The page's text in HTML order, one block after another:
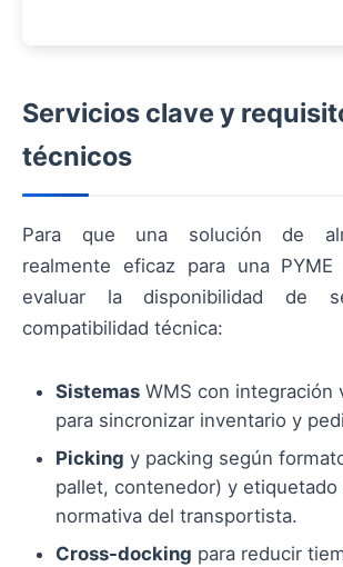
Servicios clave y
técnicos
Para que una solución de
realmente eficaz para una
evaluar la disponibilidad de
compatibilidad técnica:
Sistemas WMS con integración
para sincronizar inventario y
Picking y packing según
pallet, contenedor) y
normativa del transportista.
Cross-docking para reducir